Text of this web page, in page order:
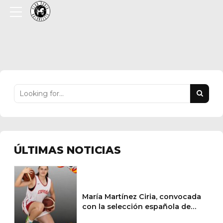
ÚLTIMAS NOTICIAS
María Martínez Ciria, convocada
con la selección española de